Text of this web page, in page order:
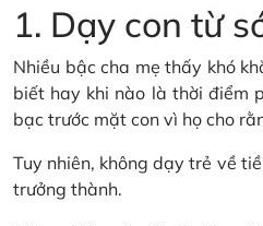
1. Dạy con từ
Nhiều bậc cha mẹ thấy khó
biết hay khi nào là thời điểm
bạc trước mặt con vì họ cho
Tuy nhiên, không dạy trẻ về
trưởng thành.